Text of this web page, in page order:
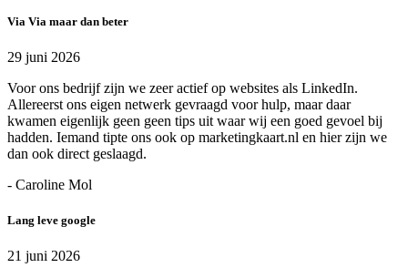
Via Via maar dan beter
29 juni 2026
Voor ons bedrijf zijn we zeer actief op websites als LinkedIn.
Allereerst ons eigen netwerk gevraagd voor hulp, maar daar
kwamen eigenlijk geen geen tips uit waar wij een goed gevoel bij
hadden. Iemand tipte ons ook op marketingkaart.nl en hier zijn we
dan ook direct geslaagd.
- Caroline Mol
Lang leve google
21 juni 2026